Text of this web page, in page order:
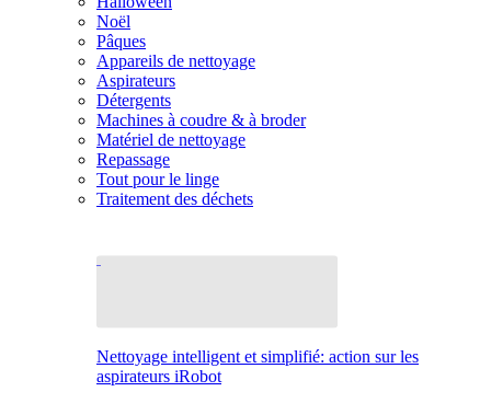
Noël
Pâques
Appareils de nettoyage
Aspirateurs
Détergents
Machines à coudre & à broder
Matériel de nettoyage
Repassage
Tout pour le linge
Traitement des déchets
Nettoyage intelligent et simplifié: action sur les
aspirateurs iRobot